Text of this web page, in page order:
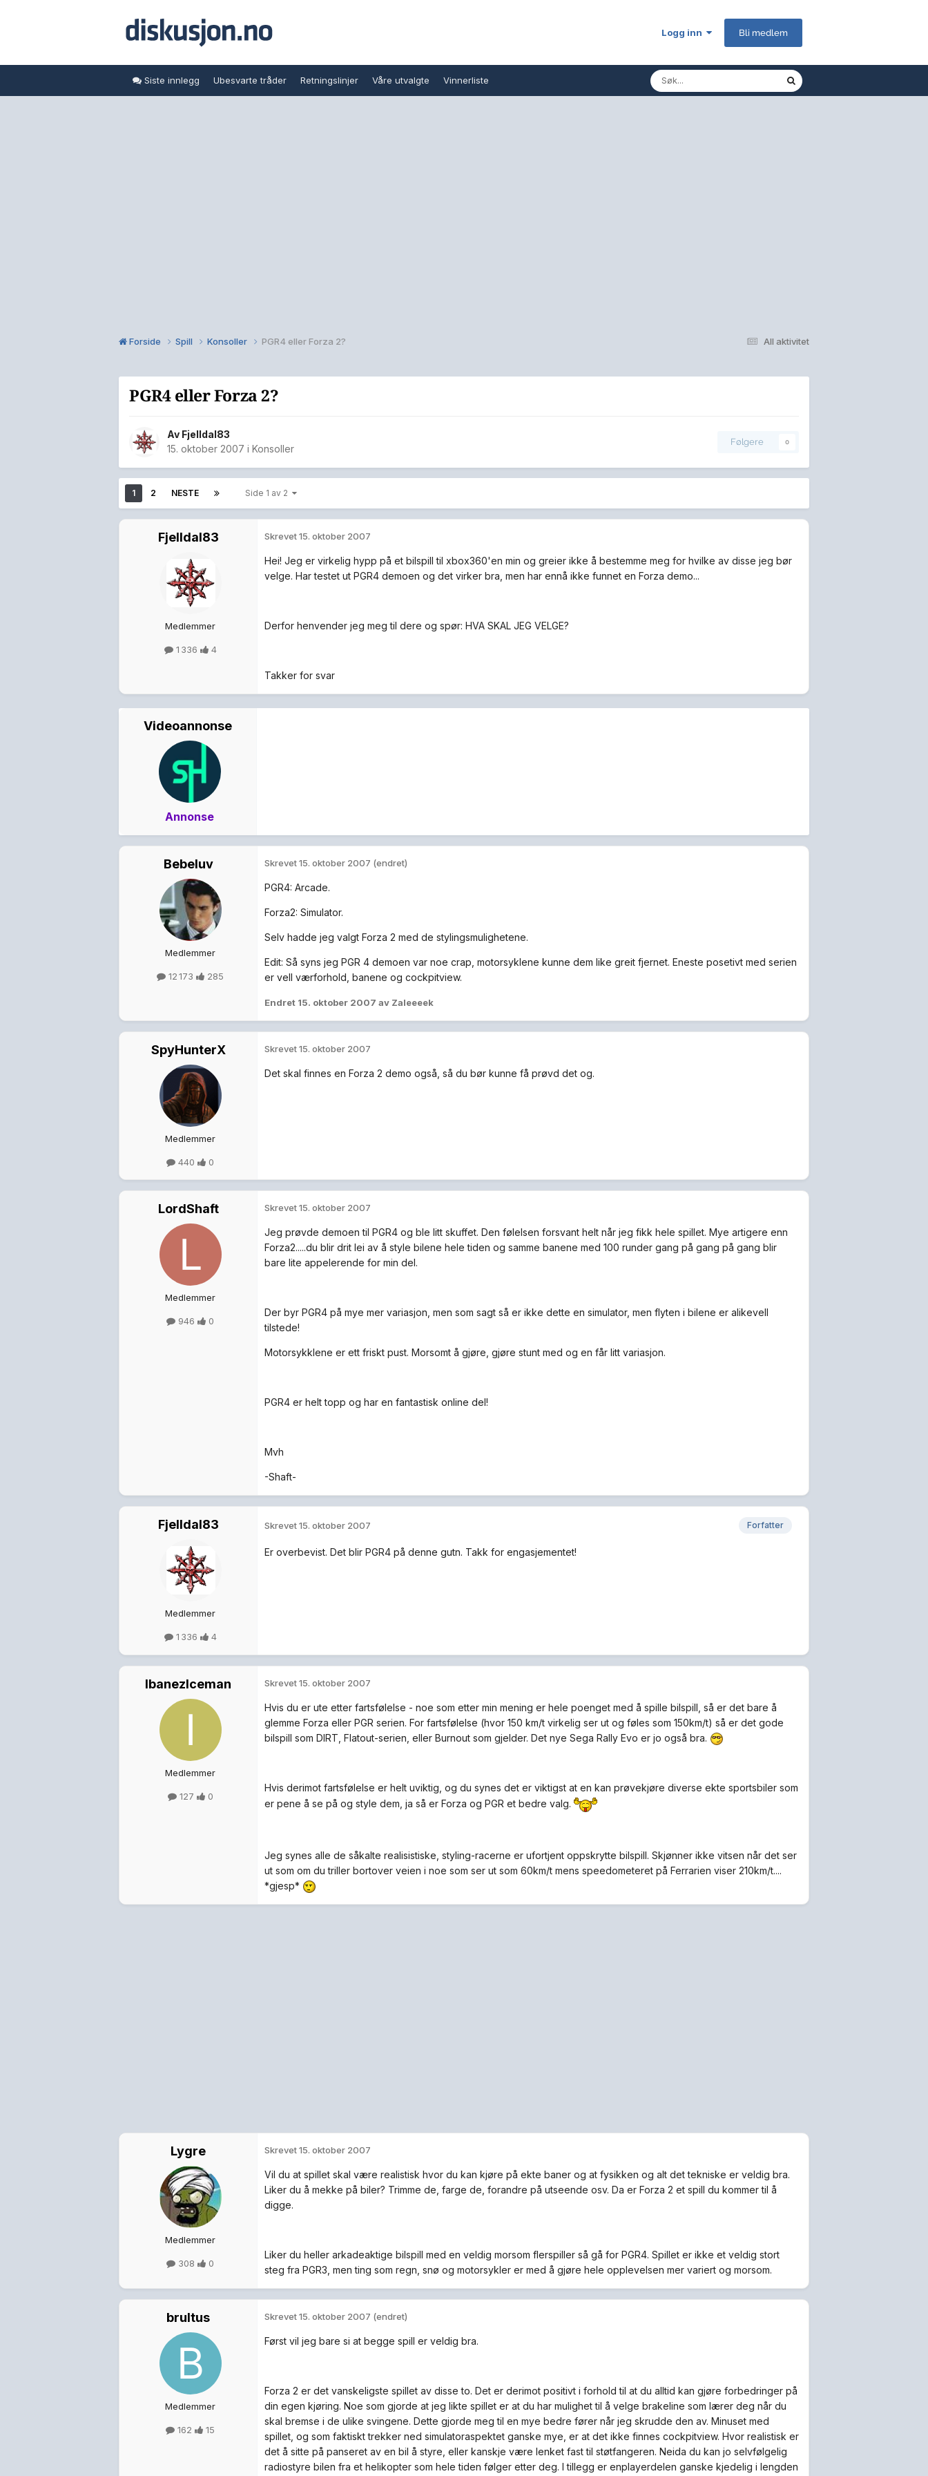
Logg inn Bli medlem
Siste innlegg Ubesvarte tråder Retningslinjer Våre utvalgte Vinnerliste
All aktivitet
Forside Spill Konsoller PGR4 eller Forza 2?
PGR4 eller Forza 2?
Av Fjelldal83
15. oktober 2007 i Konsoller
Følgere 0
1 2 NESTE Side 1 av 2
Fjelldal83
Medlemmer
1 336 4
Skrevet15. oktober 2007
Hei! Jeg er virkelig hypp på et bilspill til xbox360'en min og greier ikke å bestemme meg for hvilke av disse jeg bør
velge. Har testet ut PGR4 demoen og det virker bra, men har ennå ikke funnet en Forza demo...
Derfor henvender jeg meg til dere og spør: HVA SKAL JEG VELGE?
Takker for svar
Videoannonse
Annonse
Bebeluv
Medlemmer
12 173 285
Skrevet15. oktober 2007 (endret)
PGR4: Arcade.
Forza2: Simulator.
Selv hadde jeg valgt Forza 2 med de stylingsmulighetene.
Edit: Så syns jeg PGR 4 demoen var noe crap, motorsyklene kunne dem like greit fjernet. Eneste posetivt med serien
er vell værforhold, banene og cockpitview.
Endret 15. oktober 2007 av Zaleeeek
SpyHunterX
Medlemmer
440 0
Skrevet15. oktober 2007
Det skal finnes en Forza 2 demo også, så du bør kunne få prøvd det og.
LordShaft
Medlemmer
946 0
Skrevet15. oktober 2007
Jeg prøvde demoen til PGR4 og ble litt skuffet. Den følelsen forsvant helt når jeg fikk hele spillet. Mye artigere enn
Forza2.....du blir drit lei av å style bilene hele tiden og samme banene med 100 runder gang på gang på gang blir
bare lite appelerende for min del.
Der byr PGR4 på mye mer variasjon, men som sagt så er ikke dette en simulator, men flyten i bilene er alikevell
tilstede!
Motorsykklene er ett friskt pust. Morsomt å gjøre, gjøre stunt med og en får litt variasjon.
PGR4 er helt topp og har en fantastisk online del!
Mvh
-Shaft-
Fjelldal83
Medlemmer
1 336 4
Forfatter
Skrevet15. oktober 2007
Er overbevist. Det blir PGR4 på denne gutn. Takk for engasjementet!
IbanezIceman
Medlemmer
127 0
Skrevet15. oktober 2007
Hvis du er ute etter fartsfølelse - noe som etter min mening er hele poenget med å spille bilspill, så er det bare å
glemme Forza eller PGR serien. For fartsfølelse (hvor 150 km/t virkelig ser ut og føles som 150km/t) så er det gode
bilspill som DIRT, Flatout-serien, eller Burnout som gjelder. Det nye Sega Rally Evo er jo også bra.
Hvis derimot fartsfølelse er helt uviktig, og du synes det er viktigst at en kan prøvekjøre diverse ekte sportsbiler som
er pene å se på og style dem, ja så er Forza og PGR et bedre valg.
Jeg synes alle de såkalte realisistiske, styling-racerne er ufortjent oppskrytte bilspill. Skjønner ikke vitsen når det ser
ut som om du triller bortover veien i noe som ser ut som 60km/t mens speedometeret på Ferrarien viser 210km/t....
*gjesp*
Lygre
Medlemmer
308 0
Skrevet15. oktober 2007
Vil du at spillet skal være realistisk hvor du kan kjøre på ekte baner og at fysikken og alt det tekniske er veldig bra.
Liker du å mekke på biler? Trimme de, farge de, forandre på utseende osv. Da er Forza 2 et spill du kommer til å
digge.
Liker du heller arkadeaktige bilspill med en veldig morsom flerspiller så gå for PGR4. Spillet er ikke et veldig stort
steg fra PGR3, men ting som regn, snø og motorsykler er med å gjøre hele opplevelsen mer variert og morsom.
brultus
Medlemmer
162 15
Skrevet15. oktober 2007 (endret)
Først vil jeg bare si at begge spill er veldig bra.
Forza 2 er det vanskeligste spillet av disse to. Det er derimot positivt i forhold til at du alltid kan gjøre forbedringer på
din egen kjøring. Noe som gjorde at jeg likte spillet er at du har mulighet til å velge brakeline som lærer deg når du
skal bremse i de ulike svingene. Dette gjorde meg til en mye bedre fører når jeg skrudde den av. Minuset med
spillet, og som faktiskt trekker ned simulatoraspektet ganske mye, er at det ikke finnes cockpitview. Hvor realistisk er
det å sitte på panseret av en bil å styre, eller kanskje være lenket fast til støtfangeren. Neida du kan jo selvfølgelig
radiostyre bilen fra et helikopter som hele tiden følger etter deg. I tillegg er enplayerdelen ganske kjedelig i lengden